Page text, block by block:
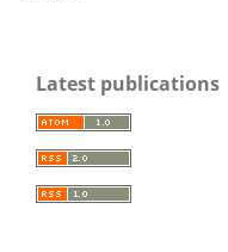
Latest publications